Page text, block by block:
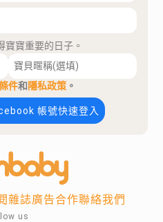
寶寶重要的日子。
件和隱私政策 。
帳號快速登入
雜誌廣告合作聯絡我們
us